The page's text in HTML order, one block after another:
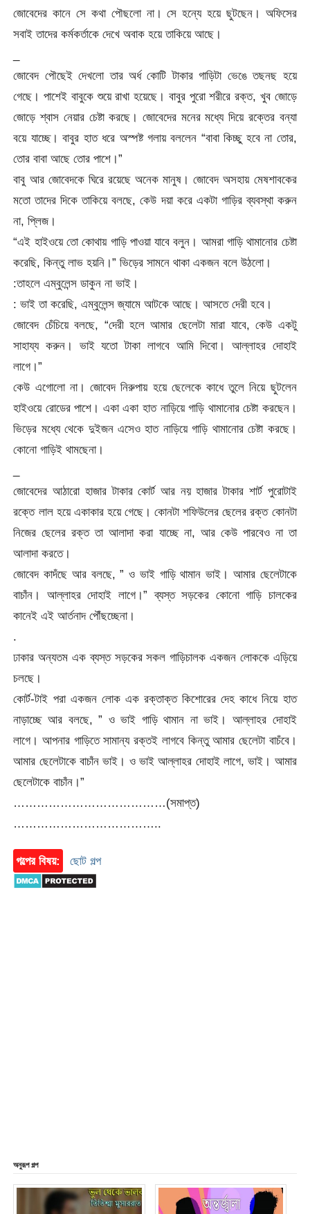
জোবেদের কানে সে কথা পৌছলো না। সে হন্যে হয়ে ছুটছেন। অফিসের
সবাই তাদের কর্মকর্তাকে দেখে অবাক হয়ে তাকিয়ে আছে।
জোবেদ পৌছেই দেখলো তার অর্ধ কোটি টাকার গাড়িটা ভেঙে তছনছ হয়ে
গেছে। পাশেই বাবুকে শুয়ে রাখা হয়েছে। বাবুর পুরো শরীরে রক্ত, খুব জোড়ে
জোড়ে শ্বাস নেয়ার চেষ্টা করছে। জোবেদের মনের মধ্যে দিয়ে রক্তের বন্যা
বয়ে যাচ্ছে। বাবুর হাত ধরে অস্পষ্ট গলায় বললেন “বাবা কিচ্ছু হবে না তোর,
তোর বাবা আছে তোর পাশে।”
বাবু আর জোবেদকে ঘিরে রয়েছে অনেক মানুষ। জোবেদ অসহায় মেষশাবকের
মতো তাদের দিকে তাকিয়ে বলছে, কেউ দয়া করে একটা গাড়ির ব্যবস্থা করুন
না, প্লিজ।
“এই হাইওয়ে তো কোথায় গাড়ি পাওয়া যাবে বলুন। আমরা গাড়ি থামানোর চেষ্টা
করেছি, কিন্তু লাভ হয়নি।” ভিড়ের সামনে থাকা একজন বলে উঠলো।
:তাহলে এম্বুলেন্স ডাকুন না ভাই।
: ভাই তা করেছি, এম্বুলেন্স জ্যামে আটকে আছে। আসতে দেরী হবে।
জোবেদ চেঁচিয়ে বলছে, “দেরী হলে আমার ছেলেটা মারা যাবে, কেউ একটু
সাহায্য করুন। ভাই যতো টাকা লাগবে আমি দিবো। আল্লাহর দোহাই
লাগে।”
কেউ এগোলো না। জোবেদ নিরুপায় হয়ে ছেলেকে কাধে তুলে নিয়ে ছুটলেন
হাইওয়ে রোডের পাশে। একা একা হাত নাড়িয়ে গাড়ি থামানোর চেষ্টা করছেন।
ভিড়ের মধ্যে থেকে দুইজন এসেও হাত নাড়িয়ে গাড়ি থামানোর চেষ্টা করছে।
কোনো গাড়িই থামছেনা।
জোবেদের আঠারো হাজার টাকার কোর্ট আর নয় হাজার টাকার শার্ট পুরোটাই
রক্তে লাল হয়ে একাকার হয়ে গেছে। কোনটা শফিউলের ছেলের রক্ত কোনটা
নিজের ছেলের রক্ত তা আলাদা করা যাচ্ছে না, আর কেউ পারবেও না তা
আলাদা করতে।
জোবেদ কাদঁছে আর বলছে, ” ও ভাই গাড়ি থামান ভাই। আমার ছেলেটাকে
বাচাঁন। আল্লাহর দোহাই লাগে।” ব্যস্ত সড়কের কোনো গাড়ি চালকের
কানেই এই আর্তনাদ পৌঁছচ্ছেনা।
.
ঢাকার অন্যতম এক ব্যস্ত সড়কের সকল গাড়িচালক একজন লোককে এড়িয়ে
চলছে।
কোর্ট-টাই পরা একজন লোক এক রক্তাক্ত কিশোরের দেহ কাধে নিয়ে হাত
নাড়াচ্ছে আর বলছে, ” ও ভাই গাড়ি থামান না ভাই। আল্লাহর দোহাই
লাগে। আপনার গাড়িতে সামান্য রক্তই লাগবে কিন্তু আমার ছেলেটা বাচঁবে।
আমার ছেলেটাকে বাচাঁন ভাই। ও ভাই আল্লাহর দোহাই লাগে, ভাই। আমার
ছেলেটাকে বাচাঁন।”
…………………………………(সমাপ্ত)
………………………………..
গল্পের বিষয়: ছোট গল্প
অনুরূপ গল্প